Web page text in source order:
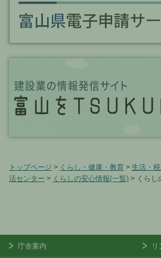
トップページ > くらし・健康・教育 > 生活・
活センター > くらしの安心情報(一覧) > くらし
庁舎案内